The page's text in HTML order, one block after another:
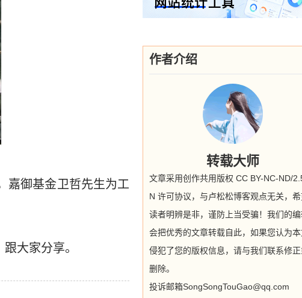
嘉御基金卫哲先生为工
大家分享。
作者介绍
转载大师
文章采用创作共用版权 CC BY-NC-ND/
N 许可协议，与卢松松博客观点无关，
读者明辨是非，谨防上当受骗！我们的
会把优秀的文章转载自此，如果您认为
侵犯了您的版权信息，请与我们联系修
删除。
投诉邮箱SongSongTouGao@qq.com